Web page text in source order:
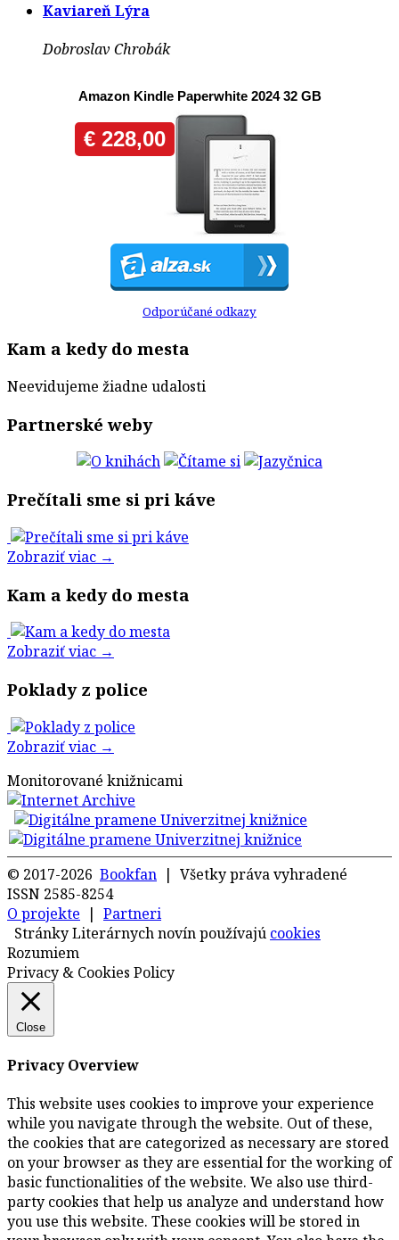
Kaviareň Lýra
Dobroslav Chrobák
Odporúčané odkazy
Kam a kedy do mesta
Neevidujeme žiadne udalosti
Partnerské weby
Prečítali sme si pri káve
Zobraziť viac →
Kam a kedy do mesta
Zobraziť viac →
Poklady z police
Zobraziť viac →
Monitorované knižnicami
© 2017-2026 Bookfan | Všetky práva vyhradené
ISSN 2585-8254
O projekte | Partneri
Stránky Literárnych novín používajú cookies
Rozumiem
Privacy & Cookies Policy
Close
Privacy Overview
This website uses cookies to improve your experience
while you navigate through the website. Out of these,
the cookies that are categorized as necessary are stored
on your browser as they are essential for the working of
basic functionalities of the website. We also use third-
party cookies that help us analyze and understand how
you use this website. These cookies will be stored in